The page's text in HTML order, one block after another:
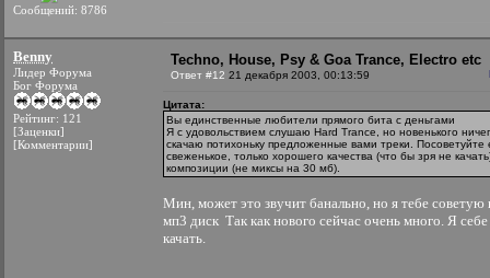
Сообщений: 8786
Benny
Лидер Форума
Бог Форума
Рейтинг: 121
[Заценки]
[Комментарии]
Techno, House, Psy & Goa Trance, Electro etc
Ответ #12 21 декабря 2003, 00:13:59
Цитата:
Вы единственные любители прямого бита с деньгами
Я с удовольствием слушаю Hard Trance, но новенького
скачаю потихоньку предложенные вами треки. Посоветуйте
свеженькое, только хорошего качества (что бы зря не
композиции (не миксы на 30 мб).
Мин, может это звучит банально, но я тебе советую
мп3 диск Так как нового сейчас очень много. Я
качать.